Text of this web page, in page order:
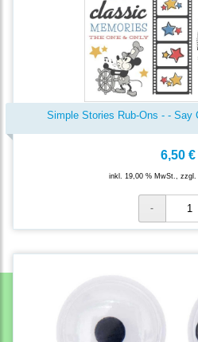
Simple Stories Rub-Ons - - Say
6,50 €
inkl. 19,00 % MwSt., zzgl.